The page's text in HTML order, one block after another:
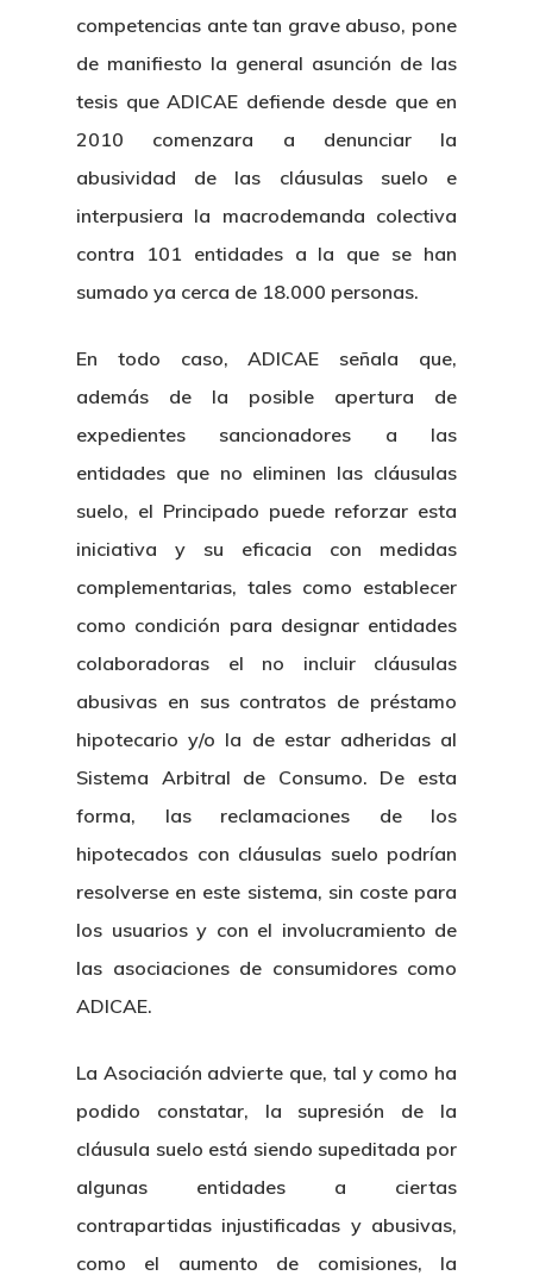
competencias ante tan grave abuso, pone
de manifiesto la general asunción de las
tesis que ADICAE defiende desde que en
2010 comenzara a denunciar la
abusividad de las cláusulas suelo e
interpusiera la macrodemanda colectiva
contra 101 entidades a la que se han
sumado ya cerca de 18.000 personas.
En todo caso, ADICAE señala que,
además de la posible apertura de
expedientes sancionadores a las
entidades que no eliminen las cláusulas
suelo, el Principado puede reforzar esta
iniciativa y su eficacia con medidas
complementarias, tales como establecer
como condición para designar entidades
colaboradoras el no incluir cláusulas
abusivas en sus contratos de préstamo
hipotecario y/o la de estar adheridas al
Sistema Arbitral de Consumo. De esta
forma, las reclamaciones de los
hipotecados con cláusulas suelo podrían
resolverse en este sistema, sin coste para
los usuarios y con el involucramiento de
las asociaciones de consumidores como
ADICAE.
La Asociación advierte que, tal y como ha
podido constatar, la supresión de la
cláusula suelo está siendo supeditada por
algunas entidades a ciertas
contrapartidas injustificadas y abusivas,
como el aumento de comisiones, la